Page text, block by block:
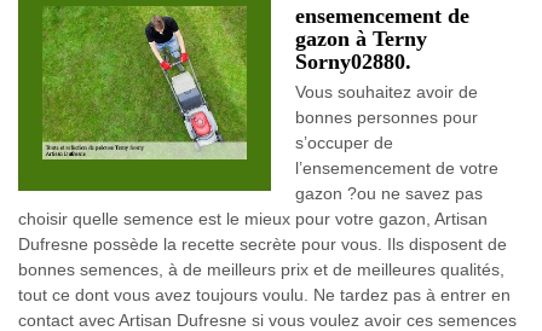
ensemencement de
gazon à Terny
Sorny02880.
Vous souhaitez avoir de
bonnes personnes pour
s’occuper de
l’ensemencement de votre
gazon ?ou ne savez pas
choisir quelle semence est le mieux pour votre gazon, Artisan
Dufresne possède la recette secrète pour vous. Ils disposent de
bonnes semences, à de meilleurs prix et de meilleures qualités,
tout ce dont vous avez toujours voulu. Ne tardez pas à entrer en
contact avec Artisan Dufresne si vous voulez avoir ces semences